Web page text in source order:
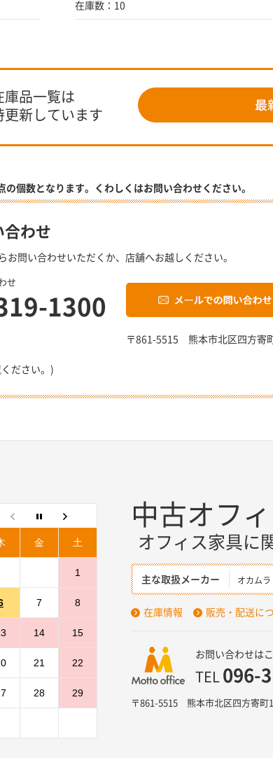
在庫数：10
庫品一覧は
更新しています
個数となります。くわしくはお問い合わせください。
合わせ
お問い合わせいただくか、店舗へお越しください。
せ
1300
ださい。)
〒861-5515 熊本市北区四方寄
金 土
1
7 8
14 15
21 22
28 29
中古オフ
オフィス家具に
主な取扱メーカー オカム
在庫情報 販売・配送に
お問い合わせは
TEL 096-
〒861-5515 熊本市北区四方寄町